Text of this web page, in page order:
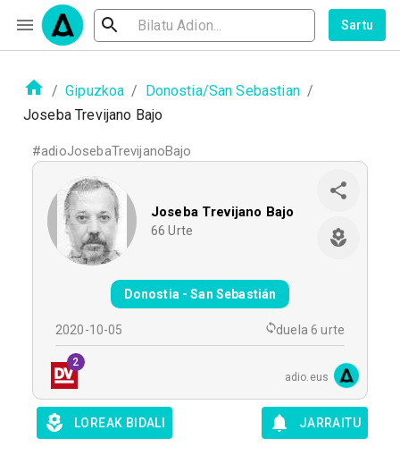
Sartu
/ Gipuzkoa / Donostia/San Sebastian /
Joseba Trevijano Bajo
#adioJosebaTrevijanoBajo
Joseba Trevijano Bajo
66 Urte
Donostia - San Sebastián
2020-10-05 duela 6 urte
2
adio.eus
LOREAK BIDALI JARRAITU